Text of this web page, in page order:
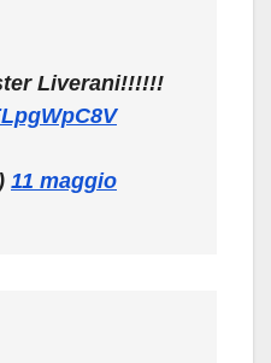
Liverani!!!!!!
11 maggio